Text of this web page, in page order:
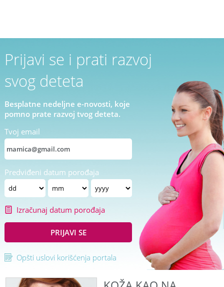
Prijavi se i prati razvoj
svog deteta
Besplatne nedeljne e-novosti, koje
pomno prate razvoj tvog deteta.
Tvoj email
Predviđeni datum porođaja
Izračunaj datum porođaja
PRIJAVI SE
Opšti uslovi korišćenja portala